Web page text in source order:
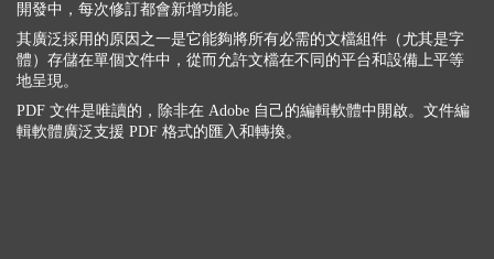
開發中，每次修訂都會新增功能。
其廣泛採用的原因之一是它能夠將所有必需的文檔組件（尤其是字
體）存儲在單個文件中，從而允許文檔在不同的平台和設備上平等
地呈現。
PDF 文件是唯讀的，除非在 Adob​​e 自己的編輯軟體中開啟。文件編
輯軟體廣泛支援 PDF 格式的匯入和轉換。